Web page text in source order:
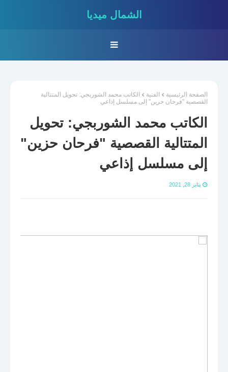
الشمال ميديا
الصفحة الرئيسية الفنية
الكاتب محمد الشوربجي: تحويل المتتالية
القصصية "فرحان حزين" إلى مسلسل إذاعي
الكاتب محمد الشوربجي: تحويل
المتتالية القصصية "فرحان حزين"
إلى مسلسل إذاعي
يناير 28, 2021